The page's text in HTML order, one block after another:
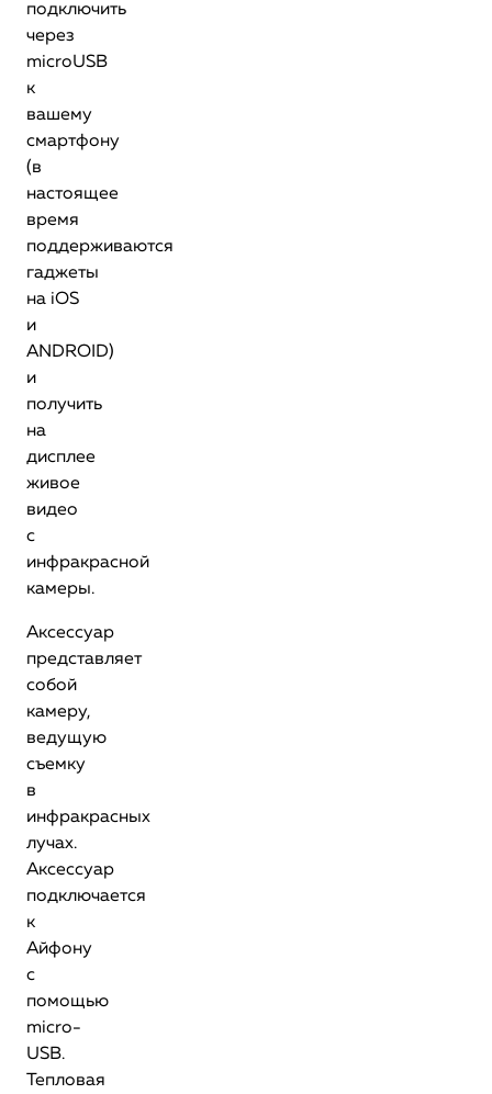
подключить
через
microUSB
к
вашему
смартфону
(в
настоящее
время
поддерживаются
гаджеты
на iOS
и
ANDROID)
и
получить
на
дисплее
живое
видео
с
инфракрасной
камеры.
Аксессуар
представляет
собой
камеру,
ведущую
съемку
в
инфракрасных
лучах.
Аксессуар
подключается
к
Айфону
с
помощью
micro-
USB.
Тепловая